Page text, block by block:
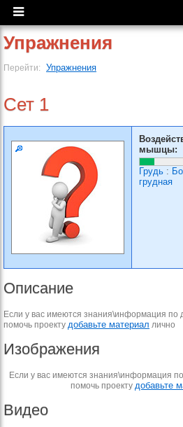
Упражнения
Перейти: Упражнения
Сет 1
мышцы:
Грудь :
грудная
Описание
Если у вас имеются знания\информация по
помочь проекту добавьте материал лично
Изображения
Если у вас имеются знания\информация
помочь проекту добавьте
Видео